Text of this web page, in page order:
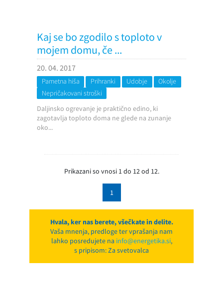
Kaj se bo zgodilo s toploto v
mojem domu, če ...
20. 04. 2017
Pametna hiša Prihranki Udobje
Okolje
Nepričakovani stroški
Daljinsko ogrevanje je praktično edino, ki
zagotavlja toploto doma ne glede na zunanje
oko...
Prikazani so vnosi 1 do 12 od 12.
1
Hvala, ker nas berete, všečkate in delite.
Vaša mnenja, predloge ter vprašanja nam
lahko posredujete na info@energetika.si,
s pripisom: Za svetovalca